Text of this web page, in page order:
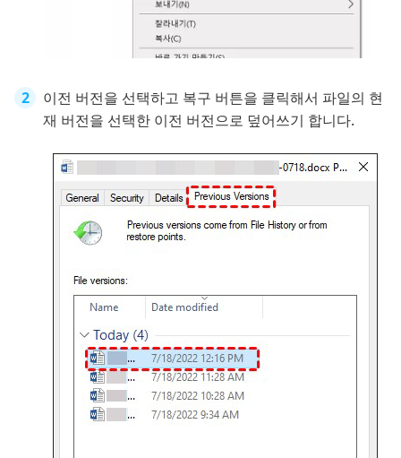
이전 버전을 선택하고 복구 버튼을 클릭해서 파일의 현
재 버전을 선택한 이전 버전으로 덮어쓰기 합니다.